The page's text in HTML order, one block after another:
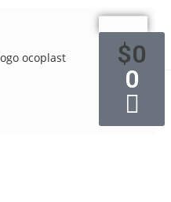
$0
0
120 x 15.5cm (doble)